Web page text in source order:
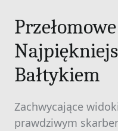
Bałtykiem
Zachwycające
prawdziwym